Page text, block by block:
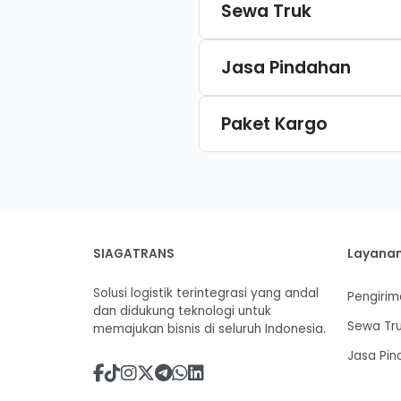
Sewa Truk
Jasa Pindahan
Paket Kargo
SIAGATRANS
Solusi logistik terintegrasi yang andal
dan didukung teknologi untuk
memajukan bisnis di seluruh Indonesia.
Sewa
Jasa